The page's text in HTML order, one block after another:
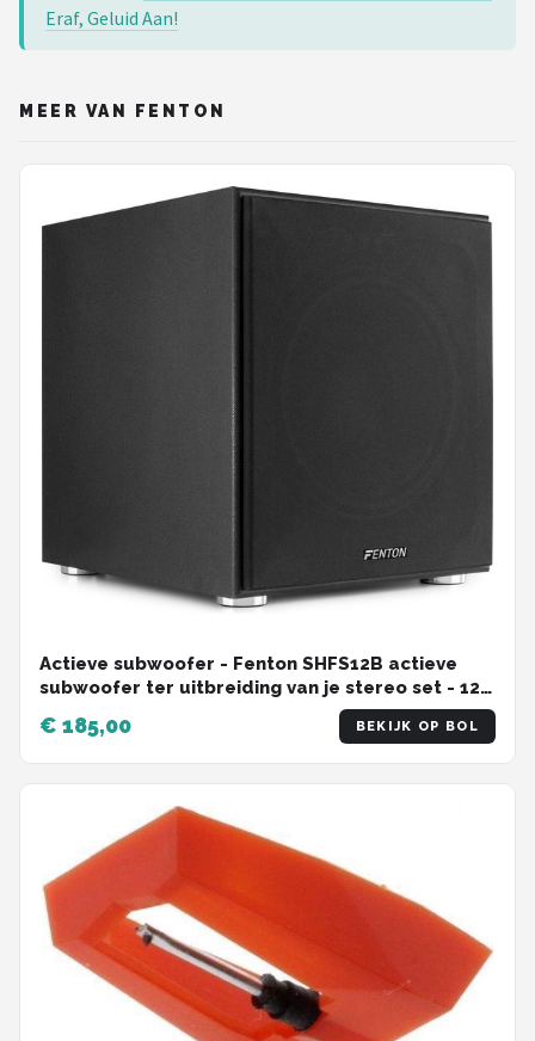
Eraf, Geluid Aan!
MEER VAN FENTON
Actieve subwoofer - Fenton SHFS12B actieve
subwoofer ter uitbreiding van je stereo set - 12
inch - 400W - Ingebouwde klasse-D versterker
€ 185,00 BEKIJK OP BOL